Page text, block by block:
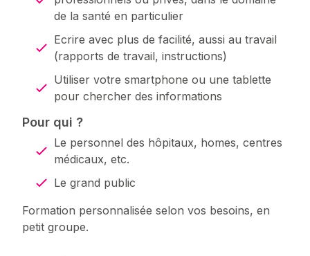
de la santé en particulier
Ecrire avec plus de facilité, aussi au travail
(rapports de travail, instructions)
Utiliser votre smartphone ou une tablette
pour chercher des informations
Pour qui ?
Le personnel des hôpitaux, homes, centres
médicaux, etc.
Le grand public
Formation personnalisée selon vos besoins, en
petit groupe.